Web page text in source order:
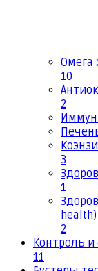
Омега
10
2
3
1
health)
2
Контроль
11